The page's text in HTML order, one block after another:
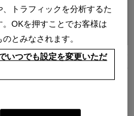
2件あります
トラフィックを分析するた
OKを押すことでお客様は
とみなされます。
いつでも設定を変更いただ